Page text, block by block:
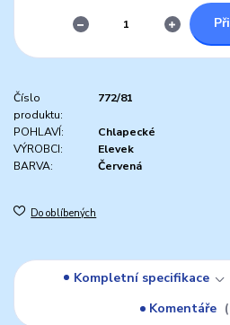
Číslo
produktu:
772/81
POHLAVÍ:
Chlapecké
VÝROBCI:
Elevek
BARVA:
Červená
Do oblíbených
Kompletní specifikace
Komentáře